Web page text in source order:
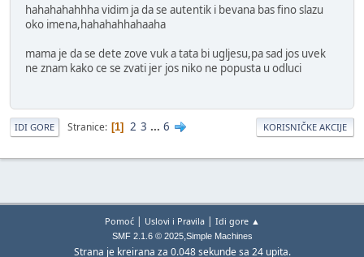
hahahahahhha vidim ja da se autentik i bevana bas fino slazu
oko imena,hahahahhahaaha
mama je da se dete zove vuk a tata bi ugljesu,pa sad jos uvek
ne znam kako ce se zvati jer jos niko ne popusta u odluci
IDI GORE Stranice 1 2 3 ... 6 KORISNIČKE AKCIJE
Pomoć| Uslovi i Pravila| Idi gore ▲
SMF 2.1.6 © 2025,Simple Machines
Strana je kreirana za 0.048 sekunde sa 24 upita.